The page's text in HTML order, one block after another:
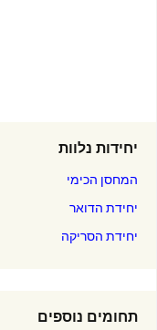
יחידות נלוות
המחסן הכימי
יחידת הדואר
יחידת הסריקה
תחומים נוספים